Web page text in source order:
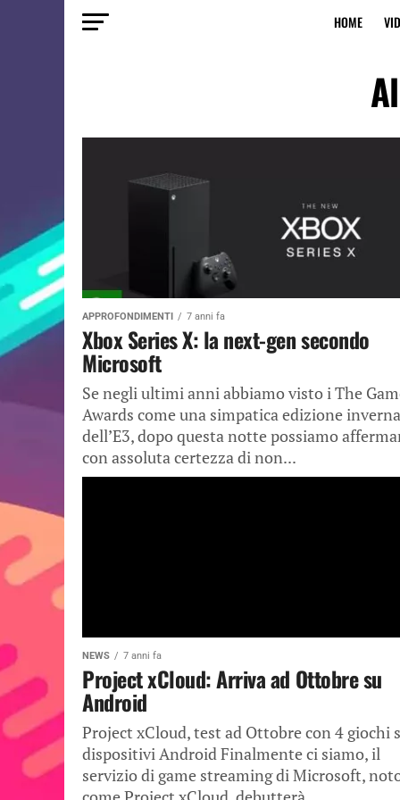
HOME
APPROFONDIMENTI 7 anni fa
Xbox Series X: la next-gen secondo
Microsoft
Se negli ultimi anni abbiamo visto i The
Awards come una simpatica edizione
dell’E3, dopo questa notte possiamo
con assoluta certezza di non...
NEWS 7 anni fa
Project xCloud: Arriva ad Ottobre su
Android
Project xCloud, test ad Ottobre con 4 giochi
dispositivi Android Finalmente ci siamo, il
servizio di game streaming di Microsoft,